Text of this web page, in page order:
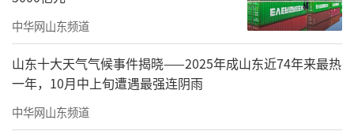
君一·伴山鸣樾，连续多周荣登房天下和
青岛新闻网2025周红盘TOP榜单，实力毋庸置
疑。
中华网山东频道
山东十大天气气候事件揭晓——2025年成山东近74年来最热
一年，10月中上旬遭遇最强连阴雨
中华网山东频道